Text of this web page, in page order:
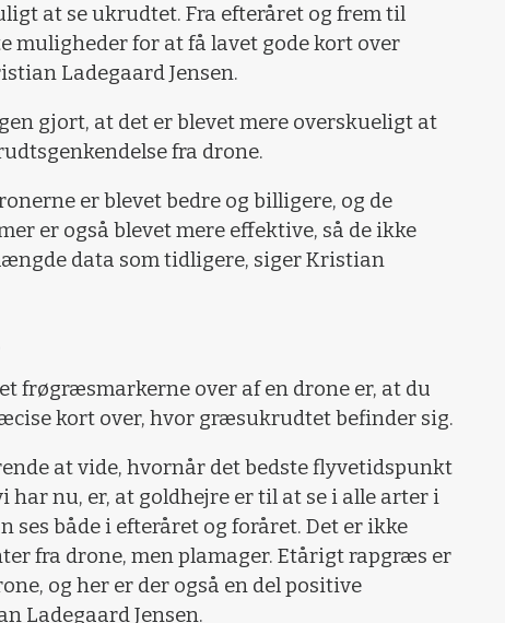
at se ukrudtet. Fra efteråret og frem til
muligheder for at få lavet gode kort over
Ladegaard Jensen.
gjort, at det er blevet mere overskueligt at
fra drone.
er blevet bedre og billigere, og de
er også blevet mere effektive, så de ikke
data som tidligere, siger Kristian
frøgræsmarkerne over af en drone er, at du
kort over, hvor græsukrudtet befinder sig.
at vide, hvornår det bedste flyvetidspunkt
har nu, er, at goldhejre er til at se i alle arter i
ses både i efteråret og foråret. Det er ikke
fra drone, men plamager. Etårigt rapgræs er
og her er der også en del positive
Ladegaard Jensen.